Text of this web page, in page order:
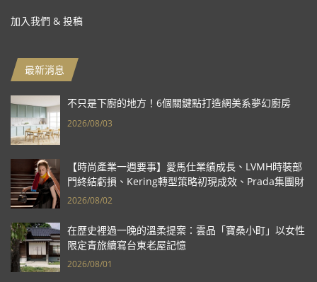
加入我們 & 投稿
最新消息
不只是下廚的地方！6個關鍵點打造網美系夢幻廚房
2026/08/03
【時尚產業一週要事】愛馬仕業績成長、LVMH時裝部
門終結虧損、Kering轉型策略初現成效、Prada集團財
報亮眼
2026/08/02
在歷史裡過一晚的溫柔提案：雲品「寶桑小町」以女性
限定青旅續寫台東老屋記憶
2026/08/01